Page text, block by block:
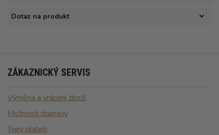
Dotaz na produkt
ZÁKAZNICKÝ SERVIS
Výměna a vrácení zboží
Možnosti dopravy
Typy plateb